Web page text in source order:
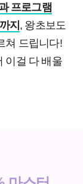
프로그램
지 , 왕초보도
쳐 드립니다!
이걸 다 배울